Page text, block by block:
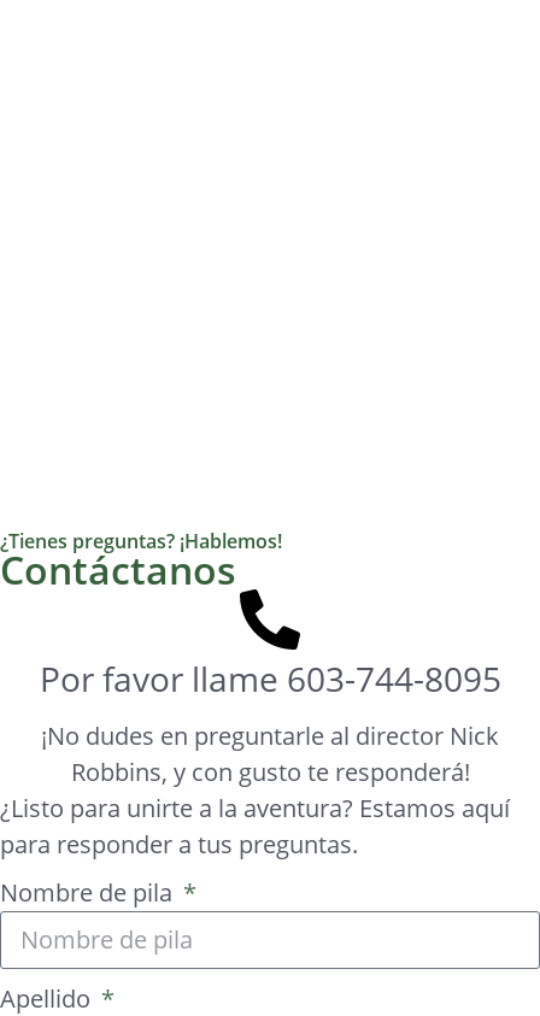
¿Tienes preguntas? ¡Hablemos!
Contáctanos
Por favor llame 603-744-8095
¡No dudes en preguntarle al director Nick
Robbins, y con gusto te responderá!
¿Listo para unirte a la aventura? Estamos aquí
para responder a tus preguntas.
Nombre de pila
Apellido